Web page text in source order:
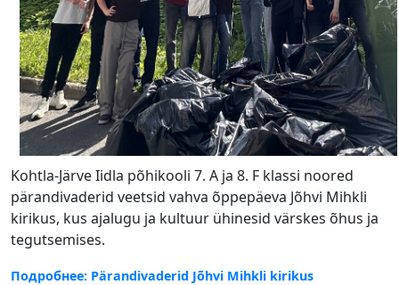
Kohtla-Järve Iidla põhikooli 7. A ja 8. F klassi noored
pärandivaderid veetsid vahva õppepäeva Jõhvi Mihkli
kirikus, kus ajalugu ja kultuur ühinesid värskes õhus ja
tegutsemises.
Подробнее: Pärandivaderid Jõhvi Mihkli kirikus